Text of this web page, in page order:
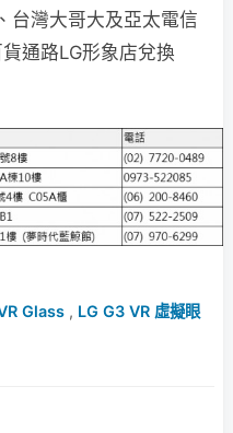
台灣大哥大及亞太電信
通路LG形象店兌換
Glass , LG G3 VR 虛擬眼